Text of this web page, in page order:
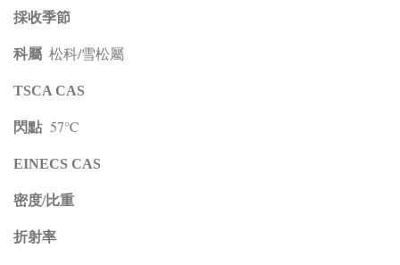
採收季節
科屬 松科/雪松屬
TSCA CAS
閃點 57℃
EINECS CAS
密度/比重
折射率